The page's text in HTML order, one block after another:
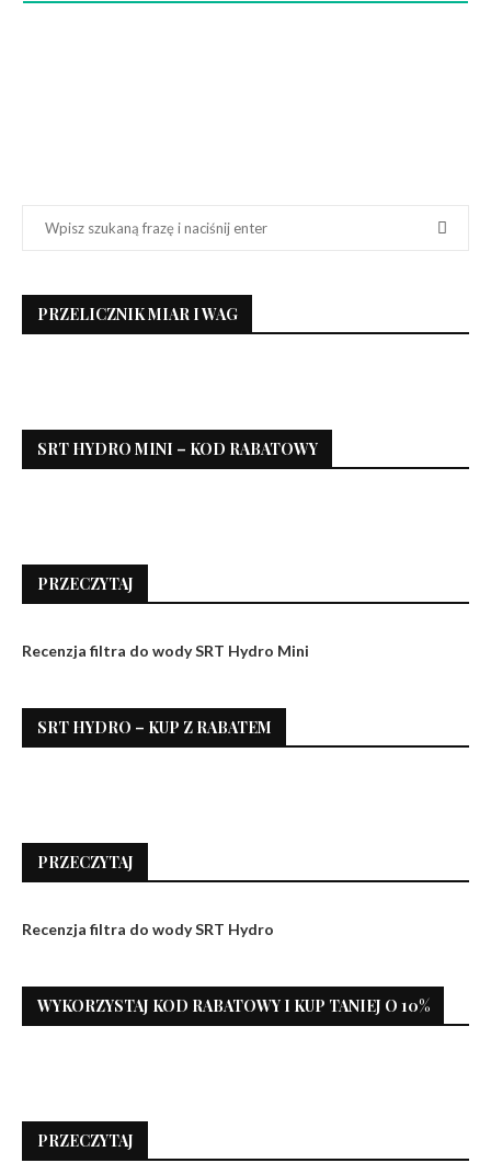
PRZELICZNIK MIAR I WAG
SRT HYDRO MINI – KOD RABATOWY
PRZECZYTAJ
Recenzja filtra do wody SRT Hydro Mini
SRT HYDRO – KUP Z RABATEM
PRZECZYTAJ
Recenzja filtra do wody SRT Hydro
WYKORZYSTAJ KOD RABATOWY I KUP TANIEJ O 10%
PRZECZYTAJ